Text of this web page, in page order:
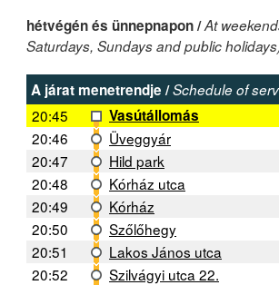
hétvégén és ünnepnapon /At
Saturdays, Sundays and public
A járat menetrendje /Schedule of
20:45
Vasútállomás
20:46
Üveggyár
20:47
Hild park
20:48
Kórház utca
20:49
Kórház
20:50
Szőlőhegy
20:51
Lakos János utca
20:52
Szilvágyi utca 22.